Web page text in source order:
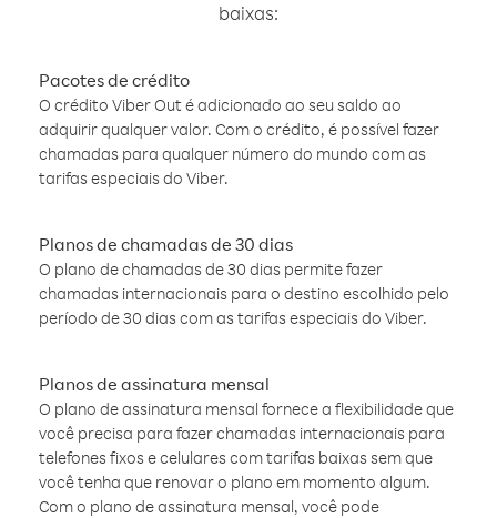
baixas:
Pacotes de crédito
O crédito Viber Out é adicionado ao seu saldo ao
adquirir qualquer valor. Com o crédito, é possível fazer
chamadas para qualquer número do mundo com as
tarifas especiais do Viber.
Planos de chamadas de 30 dias
O plano de chamadas de 30 dias permite fazer
chamadas internacionais para o destino escolhido pelo
período de 30 dias com as tarifas especiais do Viber.
Planos de assinatura mensal
O plano de assinatura mensal fornece a flexibilidade que
você precisa para fazer chamadas internacionais para
telefones fixos e celulares com tarifas baixas sem que
você tenha que renovar o plano em momento algum.
Com o plano de assinatura mensal, você pode